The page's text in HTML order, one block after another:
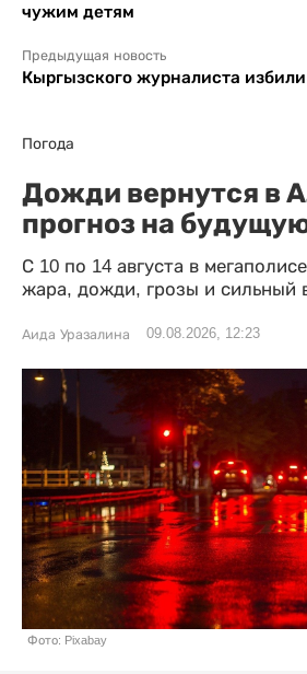
чужим детям
Предыдущая новость
Кыргызского журналиста
Погода
Дожди вернутся в
прогноз на
С 10 по 14 августа в
жара, дожди, грозы и сильный
Аида Уразалина 09.08.2026, 12:23
Фото: Pixabay